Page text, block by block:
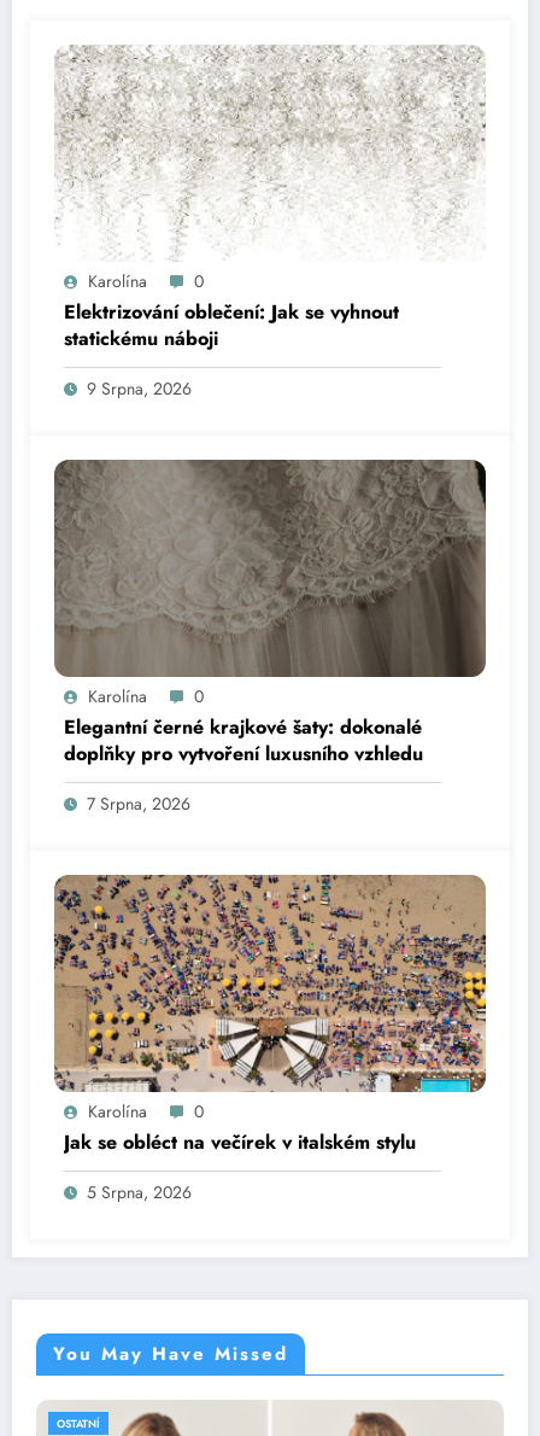
Karolína 0
Elektrizování oblečení: Jak se vyhnout
statickému náboji
9 Srpna, 2026
Karolína 0
Elegantní černé krajkové šaty: dokonalé
doplňky pro vytvoření luxusního vzhledu
7 Srpna, 2026
Karolína 0
Jak se obléct na večírek v italském stylu
5 Srpna, 2026
You May Have Missed
OSTATNÍ